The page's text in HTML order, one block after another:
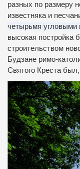
разных по размеру
известняка и
четырьмя
высокая постройка
строительством
Будзане римо-
Святого Креста